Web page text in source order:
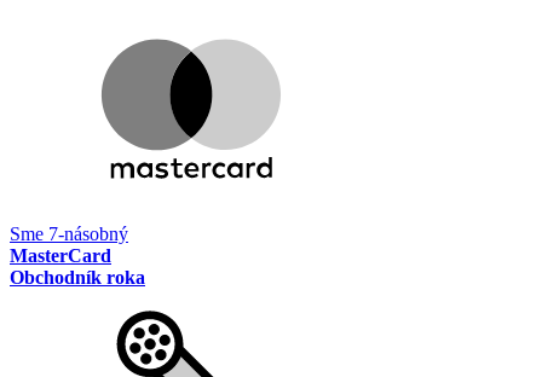
Sme 7-násobný
MasterCard
Obchodník roka